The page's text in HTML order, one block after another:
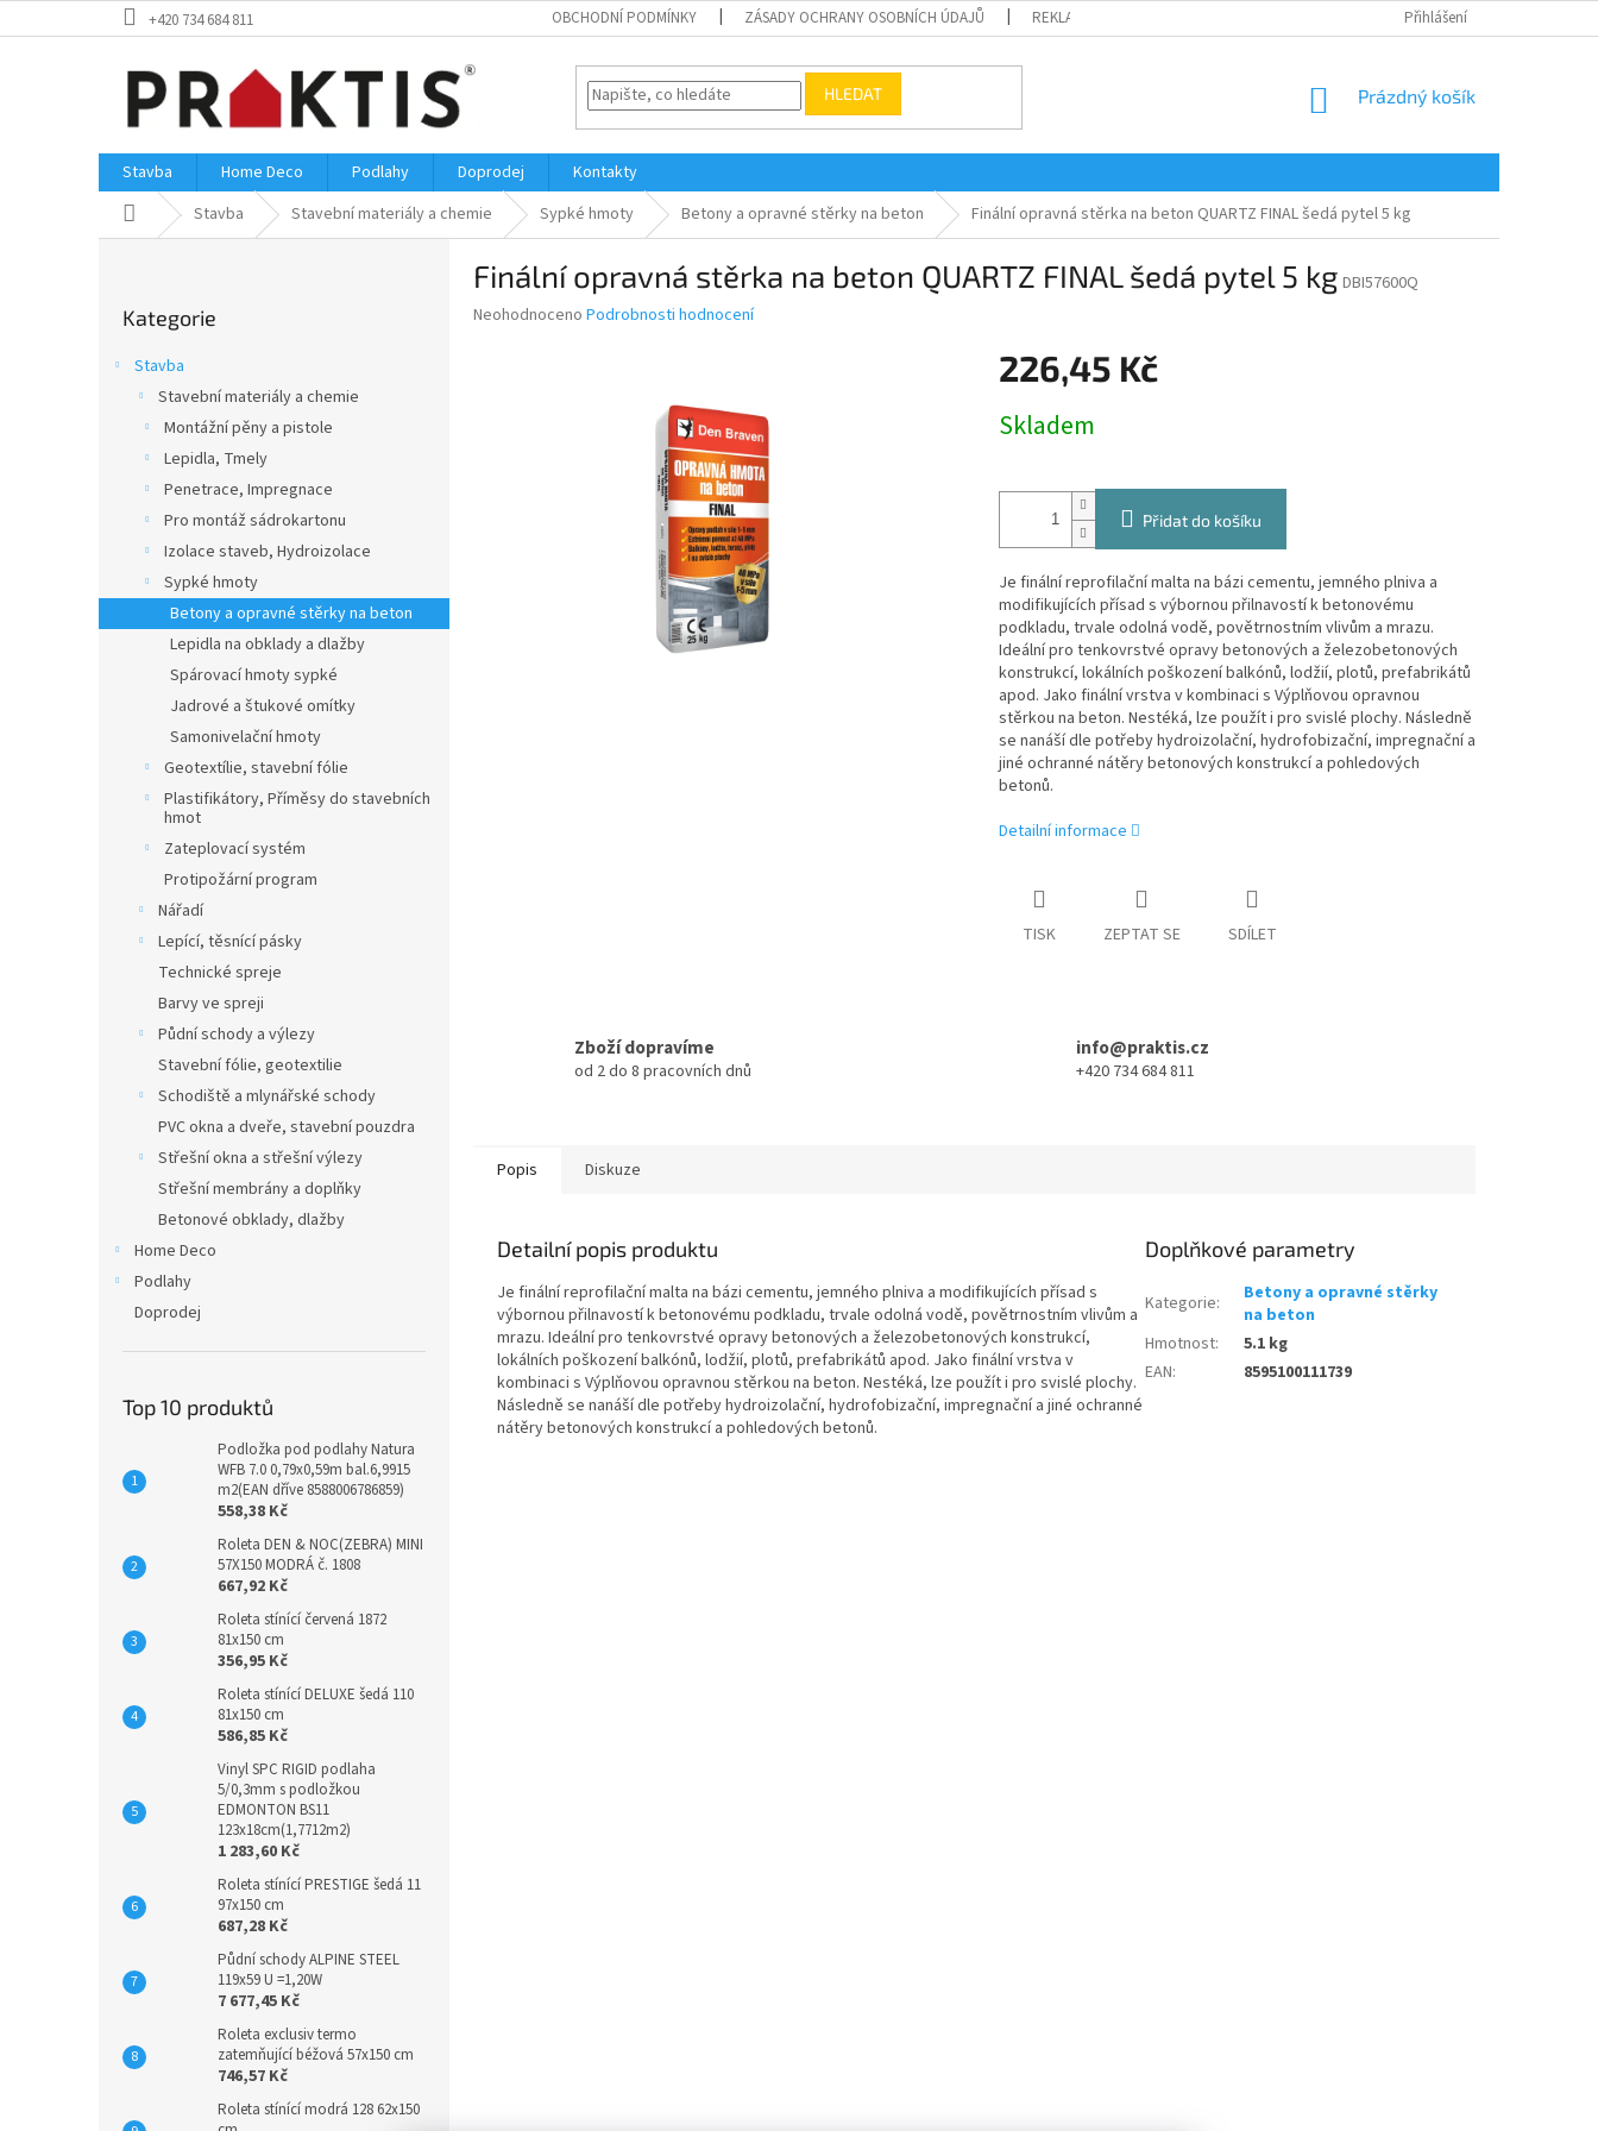
na
+420 734 684 811 OBCHODNÍ PODMÍNKY ZÁSADY OCHRANY OSOBNÍCH ÚDAJŮ REKLAMAČNÍ FORMULÁŘ Přihlášení
HLEDAT
NÁKUPNÍ
Prázdný košík
Stavba Home Deco Podlahy Doprodej
Kontakty
Domů Stavba Stavební materiály a chemie Sypké hmoty Betony a opravné stěrky na beton Finální opravná stěrka na beton QUARTZ FINAL šedá pytel 5 kg
l
kategorie
Kategorie
Stavba
Stavební materiály a chemie
Montážní pěny a pistole
Lepidla, Tmely
Penetrace, Impregnace
Pro montáž sádrokartonu
Izolace staveb, Hydroizolace
Sypké hmoty
Betony a opravné stěrky na beton
Lepidla na obklady a dlažby
Spárovací hmoty sypké
Jadrové a štukové omítky
Samonivelační hmoty
Geotextílie, stavební fólie
Plastifikátory, Příměsy do stavebních
hmot
Zateplovací systém
Protipožární program
Nářadí
Lepící, těsnící pásky
Technické spreje
Barvy ve spreji
Půdní schody a výlezy
Stavební fólie, geotextilie
Schodiště a mlynářské schody
PVC okna a dveře, stavební pouzdra
Střešní okna a střešní výlezy
Střešní membrány a doplňky
Betonové obklady, dlažby
Home Deco
Podlahy
Doprodej
Top 10 produktů
Podložka pod podlahy Natura
WFB 7.0 0,79x0,59m bal.6,9915
m2(EAN dříve 8588006786859)
558,38 Kč
Roleta DEN & NOC(ZEBRA) MINI
57X150 MODRÁ č. 1808
667,92 Kč
Roleta stínící červená 1872
81x150 cm
356,95 Kč
Roleta stínící DELUXE šedá 110
81x150 cm
586,85 Kč
Vinyl SPC RIGID podlaha
5/0,3mm s podložkou
EDMONTON BS11
123x18cm(1,7712m2)
1 283,60 Kč
Roleta stínící PRESTIGE šedá 11
97x150 cm
687,28 Kč
Půdní schody ALPINE STEEL
119x59 U =1,20W
7 677,45 Kč
Roleta exclusiv termo
zatemňující béžová 57x150 cm
746,57 Kč
Roleta stínící modrá 128 62x150
Finální opravná stěrka na beton QUARTZ FINAL šedá pytel 5 kg DBI57600Q
Průměrné
Neohodnoceno Podrobnosti hodnocení
226,45 Kč
cena:
Skladem
Přidat do košíku
Je finální reprofilační malta na bázi cementu, jemného plniva a
modifikujících přísad s výbornou přilnavostí k betonovému
podkladu, trvale odolná vodě, povětrnostním vlivům a mrazu.
Ideální pro tenkovrstvé opravy betonových a železobetonových
konstrukcí, lokálních poškození balkónů, lodžií, plotů, prefabrikátů
apod. Jako finální vrstva v kombinaci s Výplňovou opravnou
stěrkou na beton. Nestéká, lze použít i pro svislé plochy. Následně
se nanáší dle potřeby hydroizolační, hydrofobizační, impregnační a
jiné ochranné nátěry betonových konstrukcí a pohledových
betonů.
Detailní informace
TISK ZEPTAT SE SDÍLET
Zboží dopravíme
od 2 do 8 pracovních dnů
info@praktis.cz
+420 734 684 811
Popis Diskuze
Detailní popis produktu
Je finální reprofilační malta na bázi cementu, jemného plniva a modifikujících přísad s
výbornou přilnavostí k betonovému podkladu, trvale odolná vodě, povětrnostním vlivům a
mrazu. Ideální pro tenkovrstvé opravy betonových a železobetonových konstrukcí,
lokálních poškození balkónů, lodžií, plotů, prefabrikátů apod. Jako finální vrstva v
kombinaci s Výplňovou opravnou stěrkou na beton. Nestéká, lze použít i pro svislé plochy.
Následně se nanáší dle potřeby hydroizolační, hydrofobizační, impregnační a jiné ochranné
nátěry betonových konstrukcí a pohledových betonů.
Doplňkové parametry
Kategorie:
Betony a opravné stěrky
na beton
Hmotnost:
5.1 kg
EAN: 8595100111739